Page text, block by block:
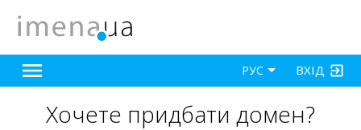
ВХІД
РУС
Хочете придбати домен?